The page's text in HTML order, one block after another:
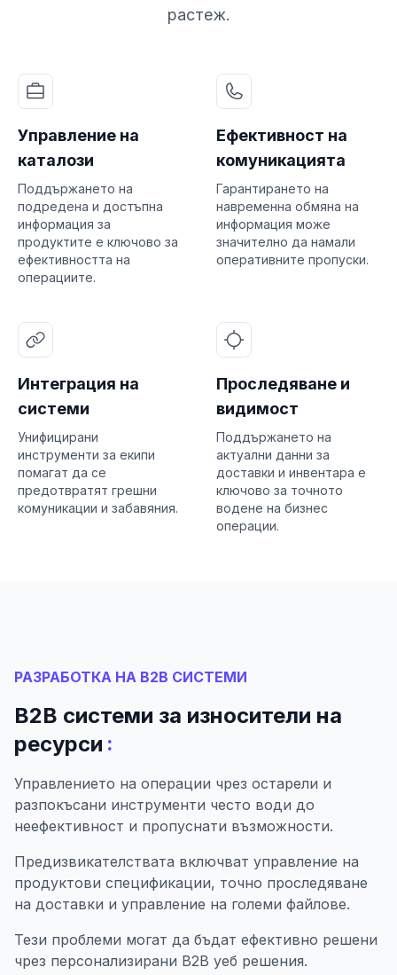
растеж.
Управление на
каталози
Поддържането на
подредена и достъпна
информация за
продуктите е ключово за
ефективността на
операциите.
Ефективност на
комуникацията
Гарантирането на
навременна обмяна на
информация може
значително да намали
оперативните пропуски.
Интеграция на
системи
Унифицирани
инструменти за екипи
помагат да се
предотвратят грешни
комуникации и забавяния.
Проследяване и
видимост
Поддържането на
актуални данни за
доставки и инвентара е
ключово за точното
водене на бизнес
операции.
РАЗРАБОТКА НА B2B СИСТЕМИ
B2B системи за износители на
ресурси :
Управлението на операции чрез остарели и
разпокъсани инструменти често води до
неефективност и пропуснати възможности.
Предизвикателствата включват управление на
продуктови спецификации, точно проследяване
на доставки и управление на големи файлове.
Тези проблеми могат да бъдат ефективно решени
чрез персонализирани B2B уеб решения.